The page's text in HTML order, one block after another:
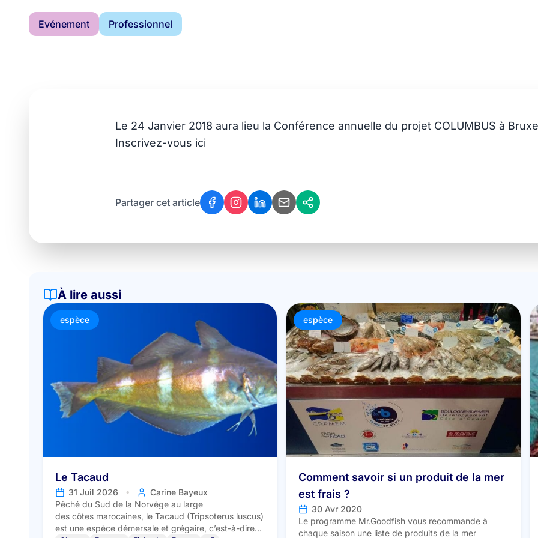
Evénement Professionnel
Le 24 Janvier 2018 aura lieu la Conférence annuelle du projet COLUMBUS à
Inscrivez-vous ici
Partager cet article
À lire aussi
espèce
Le Tacaud
31 Juil 2026 •
Carine Bayeux
Pêché du Sud de la Norvège au large
des côtes marocaines, le Tacaud (Tripsoterus luscus)
est une espèce démersale et grégaire, c’est-à-dire
espèce
Comment savoir si un produit de la mer
est frais ?
30 Avr 2020
Le programme Mr.Goodfish vous recommande à
chaque saison une liste de produits de la mer